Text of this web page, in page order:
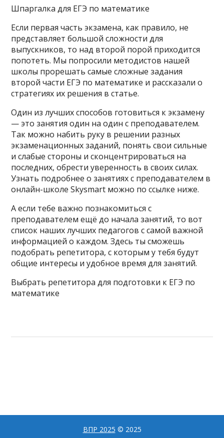
Шпаргалка для ЕГЭ по математике
Если первая часть экзамена, как правило, не
представляет большой сложности для
выпускников, то над второй порой приходится
попотеть. Мы попросили методистов нашей
школы прорешать самые сложные задания
второй части ЕГЭ по математике и рассказали о
стратегиях их решения в статье.
Один из лучших способов готовиться к экзамену
— это занятия один на один с преподавателем.
Так можно набить руку в решении разных
экзаменационных заданий, понять свои сильные
и слабые стороны и сконцентрироваться на
последних, обрести уверенность в своих силах.
Узнать подробнее о занятиях с преподавателем в
онлайн-школе Skysmart можно по ссылке ниже.
А если тебе важно познакомиться с
преподавателем ещё до начала занятий, то вот
список наших лучших педагогов с самой важной
информацией о каждом. Здесь ты сможешь
подобрать репетитора, с которым у тебя будут
общие интересы и удобное время для занятий.
Выбрать репетитора для подготовки к ЕГЭ по
математике
ВПР 2025 © 2025